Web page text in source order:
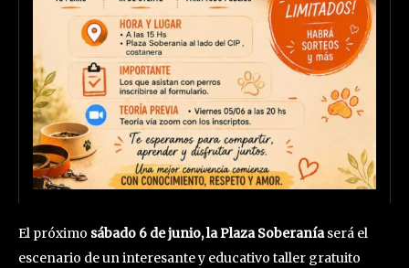
El próximo sábado 6 de junio, la Plaza Soberaníaserá el
escenario de un interesante y educativo taller gratuito